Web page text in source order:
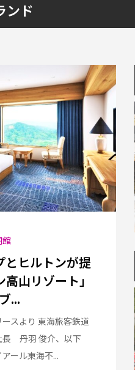
ンド
館
とヒルトンが提
山リゾート」
...
スより 東海旅客鉄道
長 丹羽 俊介、以下
ール東海不...